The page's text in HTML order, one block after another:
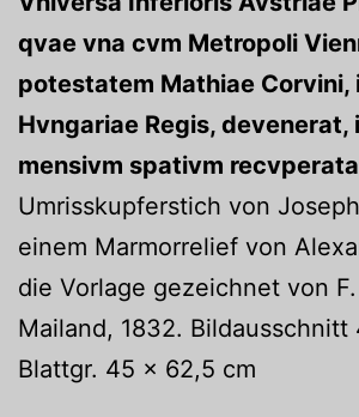
qvae vna cvm Metropoli
potestatem Mathiae Corvini,
Hvngariae Regis,
mensivm spativm recvperata
Umrisskupferstich von
einem Marmorrelief von
die Vorlage gezeichnet von
Mailand, 1832.
Blattgr. 45 x 62,5 cm